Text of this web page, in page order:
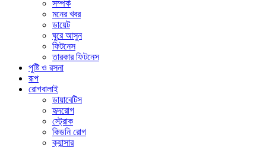
সম্পর্ক
মনের খবর
ডায়েট
ঘুরে আসুন
ফিটনেস
তারকার ফিটনেস
পুষ্টি ও রসনা
রূপ
রোগবালাই
ডায়াবেটিস
হৃদরোগ
স্ট্রোক
কিডনি রোগ
ক্যান্সার